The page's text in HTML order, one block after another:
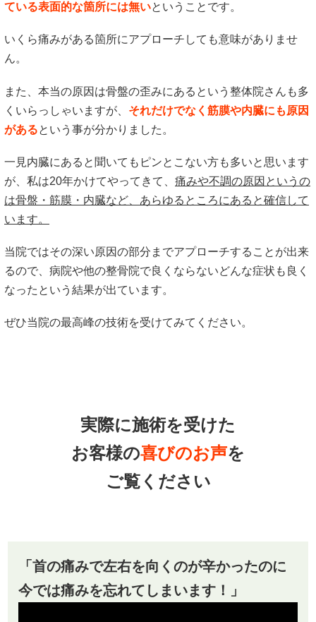
ている表面的な箇所には無いということです。
いくら痛みがある箇所にアプローチしても意味がありませ
ん。
また、本当の原因は骨盤の歪みにあるという整体院さんも多
くいらっしゃいますが、 それだけでなく筋膜や内臓にも原因
があるという事が分かりました。
一見内臓にあると聞いてもピンとこない方も多いと思います
が、私は20年かけてやってきて、 痛みや不調の原因というの
は骨盤・筋膜・内臓など、あらゆるところにあると確信して
います。
当院ではその深い原因の部分までアプローチすることが出来
るので、病院や他の整骨院で良くならないどんな症状も良く
なったという結果が出ています。
ぜひ当院の最高峰の技術を受けてみてください。
実際に施術を受けた
お客様の喜びのお声を
ご覧ください
「首の痛みで左右を向くのが辛かったのに
今では痛みを忘れてしまいます！」